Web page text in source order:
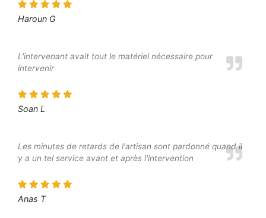
Haroun G
L'intervenant avait tout le matériel nécessaire pour
intervenir
Soan L
Les minutes de retards de l'artisan sont pardonné quand il
y a un tel service avant et après l'intervention
Anas T